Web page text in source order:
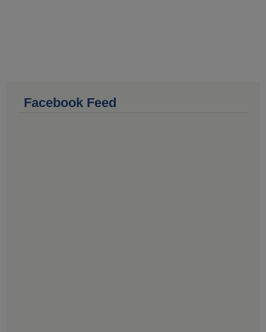
Facebook Feed